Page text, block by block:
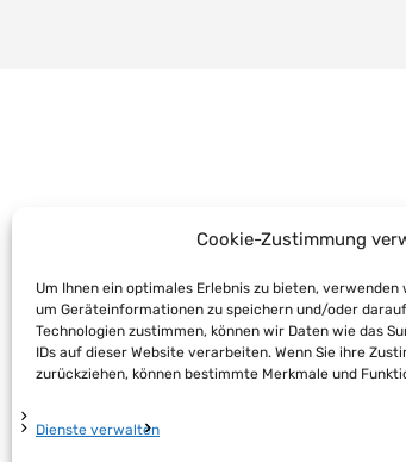
Cookie-Zustimmung
Um Ihnen ein optimales Erlebnis zu bieten, verwenden
um Geräteinformationen zu speichern und/oder
Technologien zustimmen, können wir Daten wie das
IDs auf dieser Website verarbeiten. Wenn Sie ihre
zurückziehen, können bestimmte Merkmale und
Dienste verwalten